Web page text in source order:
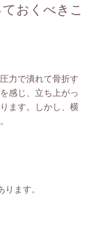
おくべきこ
力で潰れて骨折す
感じ、立ち上がっ
ます。しかし、横
ます。